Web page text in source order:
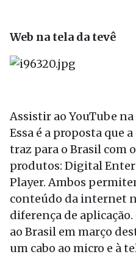
Web na tela da tevê
Assistir ao YouTube na
Essa é a proposta que
traz para o Brasil com
produtos: Digital
Player. Ambos
conteúdo da internet
diferença de
ao Brasil em março
um cabo ao micro e à